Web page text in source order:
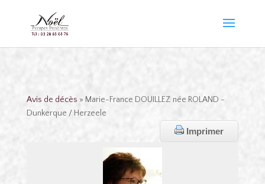
Avis de décès » Marie-France DOUILLEZ née ROLAND -
Dunkerque / Herzeele
Imprimer